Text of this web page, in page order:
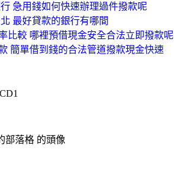
急用錢如何快速辦理過件撥款呢
最好貸款的銀行有哪間
比較 哪裡預借現金安全合法立即撥款呢
簡單借到錢的合法管道撥款現金快速